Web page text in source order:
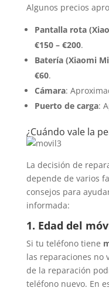
Algunos precios
Pantalla rota
€150 – €200.
Batería (Xiaomi
€60.
Cámara:
Puerto de carga:
¿Cuándo vale la
La decisión de
depende de varios
consejos para
informada:
1. Edad del
Si tu teléfono tiene
las reparaciones no
de la reparación
teléfono nuevo. En